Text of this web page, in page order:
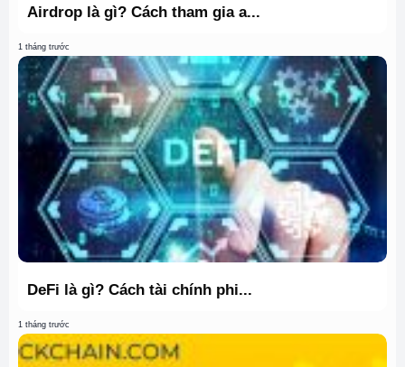
Airdrop là gì? Cách tham gia a...
1 tháng trước
DeFi là gì? Cách tài chính phi...
1 tháng trước